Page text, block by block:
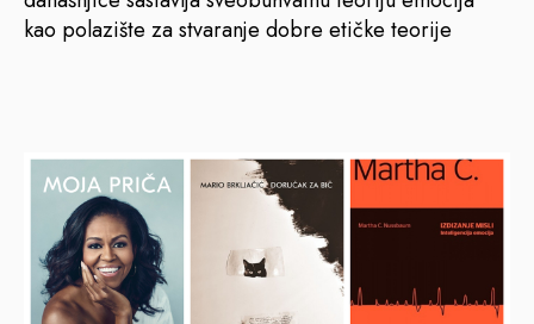
kao polazište za stvaranje dobre etičke teorije